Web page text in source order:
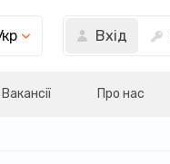
Вхід
Вакансії Про нас